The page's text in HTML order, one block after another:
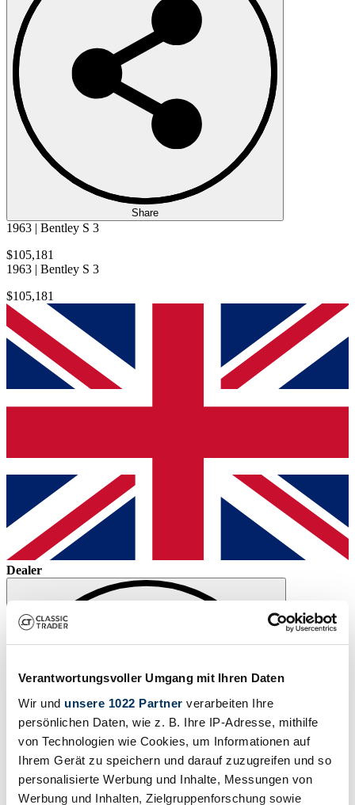
Verantwortungsvoller Umgang mit Ihren Daten
Wir und unsere 1022 Partner verarbeiten Ihre
persönlichen Daten, wie z. B. Ihre IP-Adresse, mithilfe
von Technologien wie Cookies, um Informationen auf
Ihrem Gerät zu speichern und darauf zuzugreifen und so
personalisierte Werbung und Inhalte, Messungen von
Werbung und Inhalten, Zielgruppenforschung sowie
Share
1963 | Bentley S 3
$105,181
1963 | Bentley S 3
$105,181
Dealer